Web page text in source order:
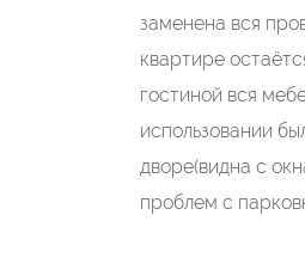
заменена вся
квартире
гостиной вся
использовании
дворе(видна с
проблем с